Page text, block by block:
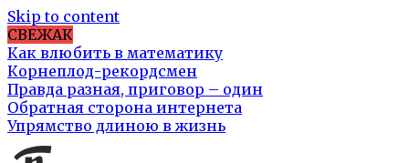
Skip to content
СВЕЖАК
Как влюбить в математику
Корнеплод-рекордсмен
Правда разная, приговор – один
Обратная сторона интернета
Упрямство длиною в жизнь